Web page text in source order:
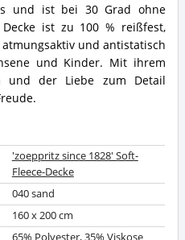
und ist bei 30 Grad ohne
ist zu 100 % reißfest,
und antistatisch
und Kinder. Mit ihrem
und der Liebe zum Detail
'zoeppritz since 1828' Soft-
Fleece-Decke
040 sand
160 x 200 cm